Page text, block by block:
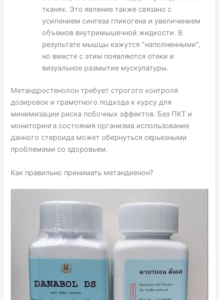
тканях. Это явление также связано с
усилением синтеза гликогена и увеличением
объемов внутримышечной жидкости. В
результате мышцы кажутся “наполненными”,
но вместе с этим появляются отеки и
визуальное размытие мускулатуры.
Метандростенолон требует строгого контроля
дозировок и грамотного подхода к курсу для
минимизации риска побочных эффектов. Без ПКТ и
мониторинга состояния организма использование
данного стероида может обернуться серьезными
проблемами со здоровьем.
Как правильно принимать метандиенон?